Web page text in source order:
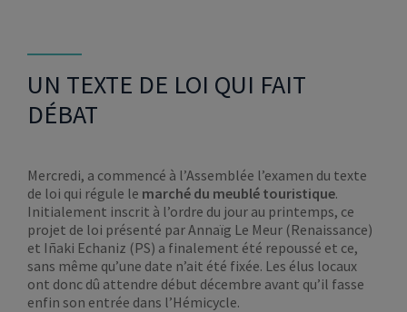
UN TEXTE DE LOI QUI FAIT
DÉBAT
Mercredi, a commencé à l’Assemblée l’examen du texte
de loi qui régule le marché du meublé touristique.
Initialement inscrit à l’ordre du jour au printemps, ce
projet de loi présenté par Annaïg Le Meur (Renaissance)
et Iñaki Echaniz (PS) a finalement été repoussé et ce,
sans même qu’une date n’ait été fixée. Les élus locaux
ont donc dû attendre début décembre avant qu’il fasse
enfin son entrée dans l’Hémicycle.